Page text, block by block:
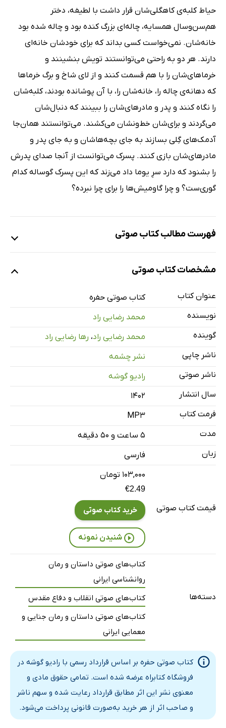
حیاط کلبه‌ی کاهگلی‌شان قرار داشت با لطیفه، دختر
هم‌سن‌و‌سال همسایه، چاله‌ای بزرگ کنده بود و چاله شده بود
خانه‌شان. نمی‌خواست کسی بداند که برای خودشان خانه‌ای
دارند. هر دو به راحتی می‌توانستند تویش بنشینند و
خرماهای‌شان را با هم قسمت کنند و از لای شاخ و برگ خرماها
که دهانه‌ی چاله را، خانه‌شان را، با آن پوشانده بودند، کلبه‌شان
را نگاه کنند و پدر و مادرهای‌شان را ببینند که دنبال‌شان
می‌گردند و برای‌شان خط‌و‌نشان می‌کشند. می‌توانستند همان‌جا
آدمک‌های گِلی بسازند به جای بچه‌هاشان و به جای پدر و
مادرهای‌شان بازی کنند. پسرک می‌توانست از آنجا صدای پدرش
را بشنود که دارد سرِ یوما داد می‌زند که این پسرک گوساله کدام
گوری‌ست؟ و چرا گاومیش‌ها را برای چرا نبرده؟
فهرست مطالب کتاب صوتی
نمونه
معرفی
بخش اول
بخش دوم
بخش سوم
بخش چهارم
بخش دهم
10 دقیقه بخش چهاردهم
25 دقیقه
4 دقیقه
17 دقیقه بخش هفدهم
7 دقیقه بخش هجدهم
بخش نوزدهم
6 دقیقه بخش بیستم
مشخصات کتاب صوتی
عنوان کتاب
کتاب صوتی حفره
نویسنده
محمد رضایی راد
گوینده
محمد رضایی راد، رها رضایی راد
ناشر چاپی
نشر چشمه
ناشر صوتی
رادیو گوشه
سال انتشار
۱۴۰۲
فرمت کتاب
MP3
مدت
۵ ساعت و ۵۰ دقیقه
زبان
فارسی
قیمت کتاب صوتی
۱۰۳,۰۰۰ تومان
€2.49
خرید کتاب صوتی
شنیدن نمونه
دسته‌ها
کتاب‌های صوتی داستان و رمان
روانشناسی ایرانی
کتاب‌های صوتی انقلاب و دفاع مقدس
کتاب‌های صوتی داستان و رمان جنایی و
معمایی ایرانی
کتاب صوتی حفره بر اساس قرارداد رسمی با رادیو گوشه در
فروشگاه کتابراه عرضه شده است. تمامی حقوق مادی و
معنوی نشر این اثر مطابق قرارداد رعایت شده و سهم ناشر
و صاحب اثر از هر خرید به‌صورت قانونی پرداخت می‌شود.